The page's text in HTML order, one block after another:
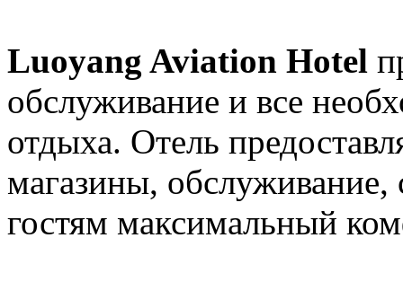
Luoyang Aviation Hotel
обслуживание и все
отдыха. Отель
магазины,
гостям максимальный